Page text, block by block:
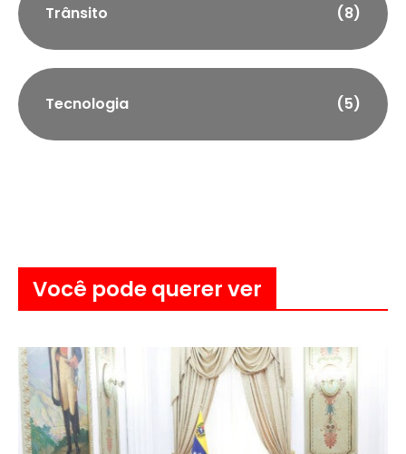
Trânsito (8)
Tecnologia (5)
Você pode querer ver